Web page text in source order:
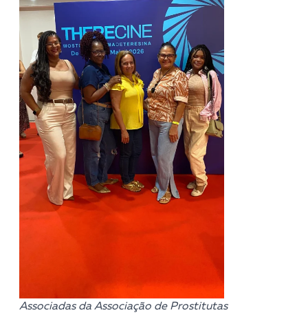
Associadas da Associação de Prostitutas